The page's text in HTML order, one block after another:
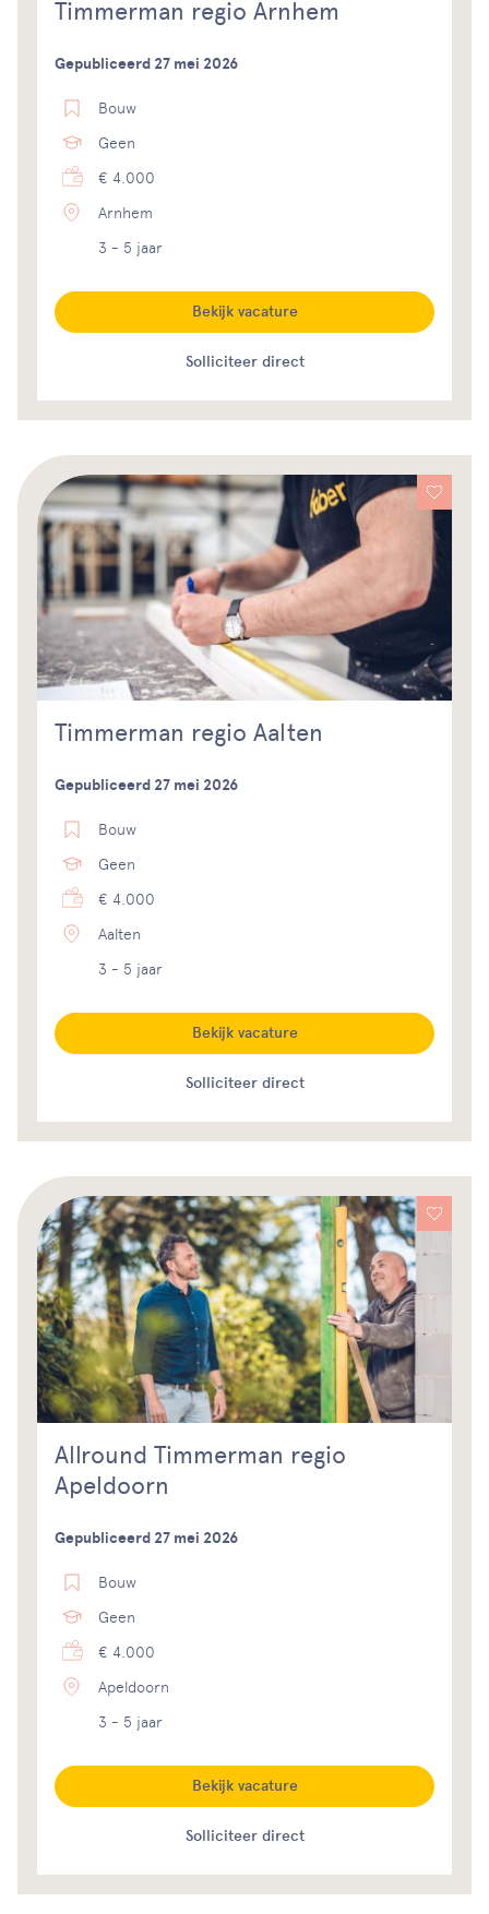
Timmerman regio Arnhem
Gepubliceerd 27 mei 2026
Bouw
Geen
€ 4.000
Arnhem
3 - 5 jaar
Solliciteer direct
Bekijk vacature
Timmerman regio Aalten
Gepubliceerd 27 mei 2026
Bouw
Geen
€ 4.000
Aalten
3 - 5 jaar
Solliciteer direct
Bekijk vacature
Allround Timmerman regio
Apeldoorn
Gepubliceerd 27 mei 2026
Bouw
Geen
€ 4.000
Apeldoorn
3 - 5 jaar
Solliciteer direct
Bekijk vacature